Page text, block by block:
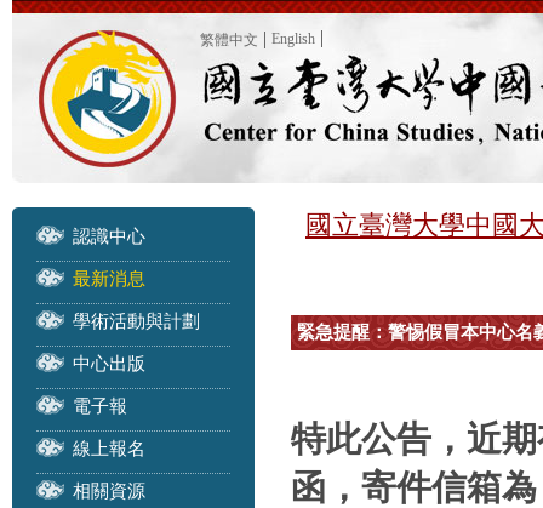
繁體中文 English
認識中心
最新消息
學術活動與計劃
中心出版
電子報
線上報名
相關資源
國立臺灣大學中國
緊急提醒：警惕假冒本中心名
特此公告，近
函，寄件信箱